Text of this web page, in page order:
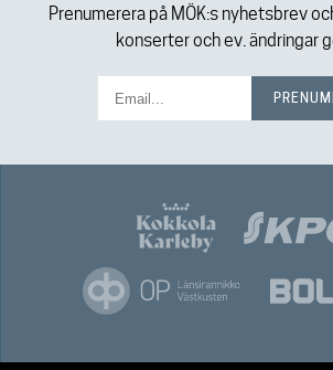
Prenumerera på MÖK:s nyhetsbrev
konserter och ev. ändringar